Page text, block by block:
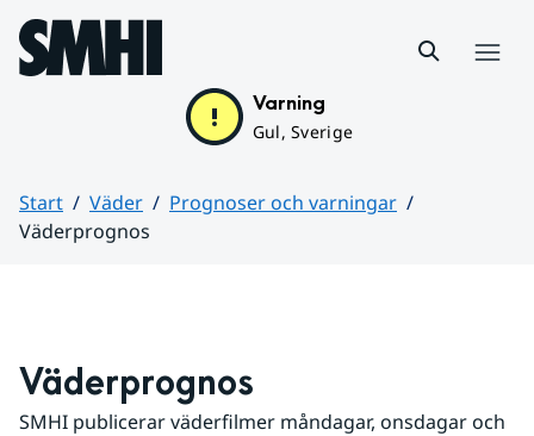
Hoppa till sidans innehåll
Varning
Gul, Sverige
Start Väder
Prognoser och varningar
Väderprognos
Väderprognos
SMHI publicerar väderfilmer måndagar, onsdagar och